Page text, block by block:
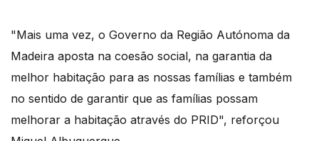
"Mais uma vez, o Governo da Região Autónoma da
Madeira aposta na coesão social, na garantia da
melhor habitação para as nossas famílias e também
no sentido de garantir que as famílias possam
melhorar a habitação através do PRID", reforçou